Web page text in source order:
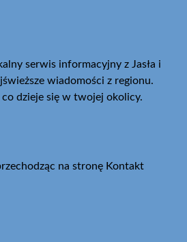
serwis informacyjny z Jasła i
wiadomości z regionu.
co dzieje się w twojej okolicy.
na stronę Kontakt